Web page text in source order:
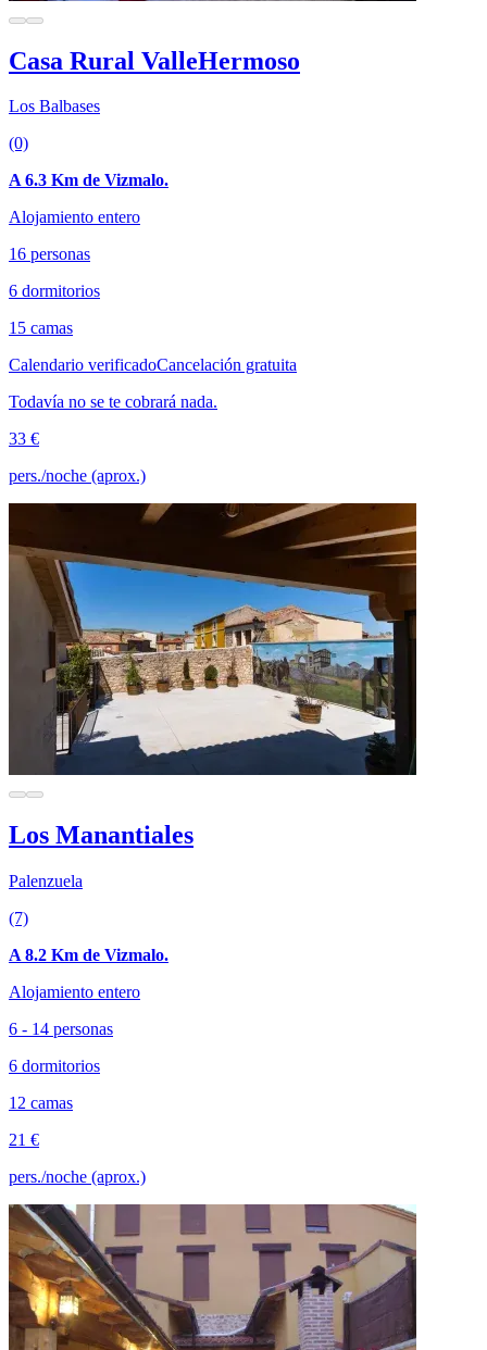
Casa Rural ValleHermoso
Los Balbases
(0)
A 6.3 Km de Vizmalo.
Alojamiento entero
16 personas
6 dormitorios
15 camas
Calendario verificadoCancelación gratuita
Todavía no se te cobrará nada.
33 €
pers./noche (aprox.)
Los Manantiales
Palenzuela
(7)
A 8.2 Km de Vizmalo.
Alojamiento entero
6 - 14 personas
6 dormitorios
12 camas
21 €
pers./noche (aprox.)